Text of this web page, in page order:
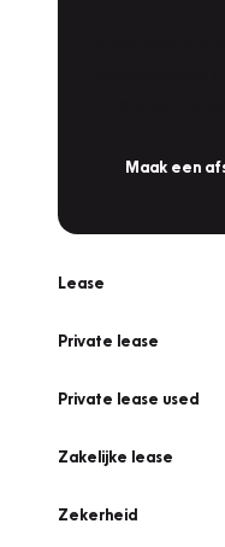
Maak een
Lease
Private lease
Private lease used
Zakelijke lease
Zekerheid